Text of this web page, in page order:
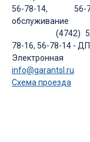
56-78-14,
обслуживание
(4742)
78-16, 56-78-14 - ДП
info@garantsl.ru
Схема проезда